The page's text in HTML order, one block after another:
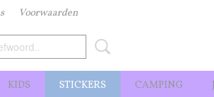
Voorwaarden
KIDS STICKERS CAMPING